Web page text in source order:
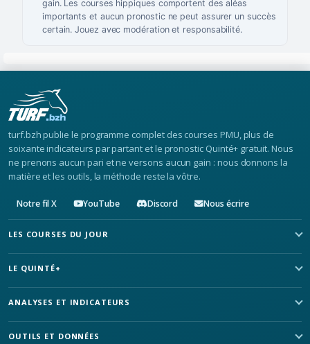
gain. Les courses hippiques comportent des aléas
importants et aucun pronostic ne peut assurer un succès
certain. Jouez avec modération et responsabilité.
turf.bzh publie le programme complet des courses PMU, plus de
soixante indicateurs par partant et le pronostic Quinté+ gratuit. Nous
ne prenons aucun pari et ne versons aucun gain : nous donnons la
matière et les outils, la méthode reste la vôtre.
Notre fil X YouTube Discord Nous écrire
LES COURSES DU JOUR
LE QUINTÉ+
ANALYSES ET INDICATEURS
OUTILS ET DONNÉES